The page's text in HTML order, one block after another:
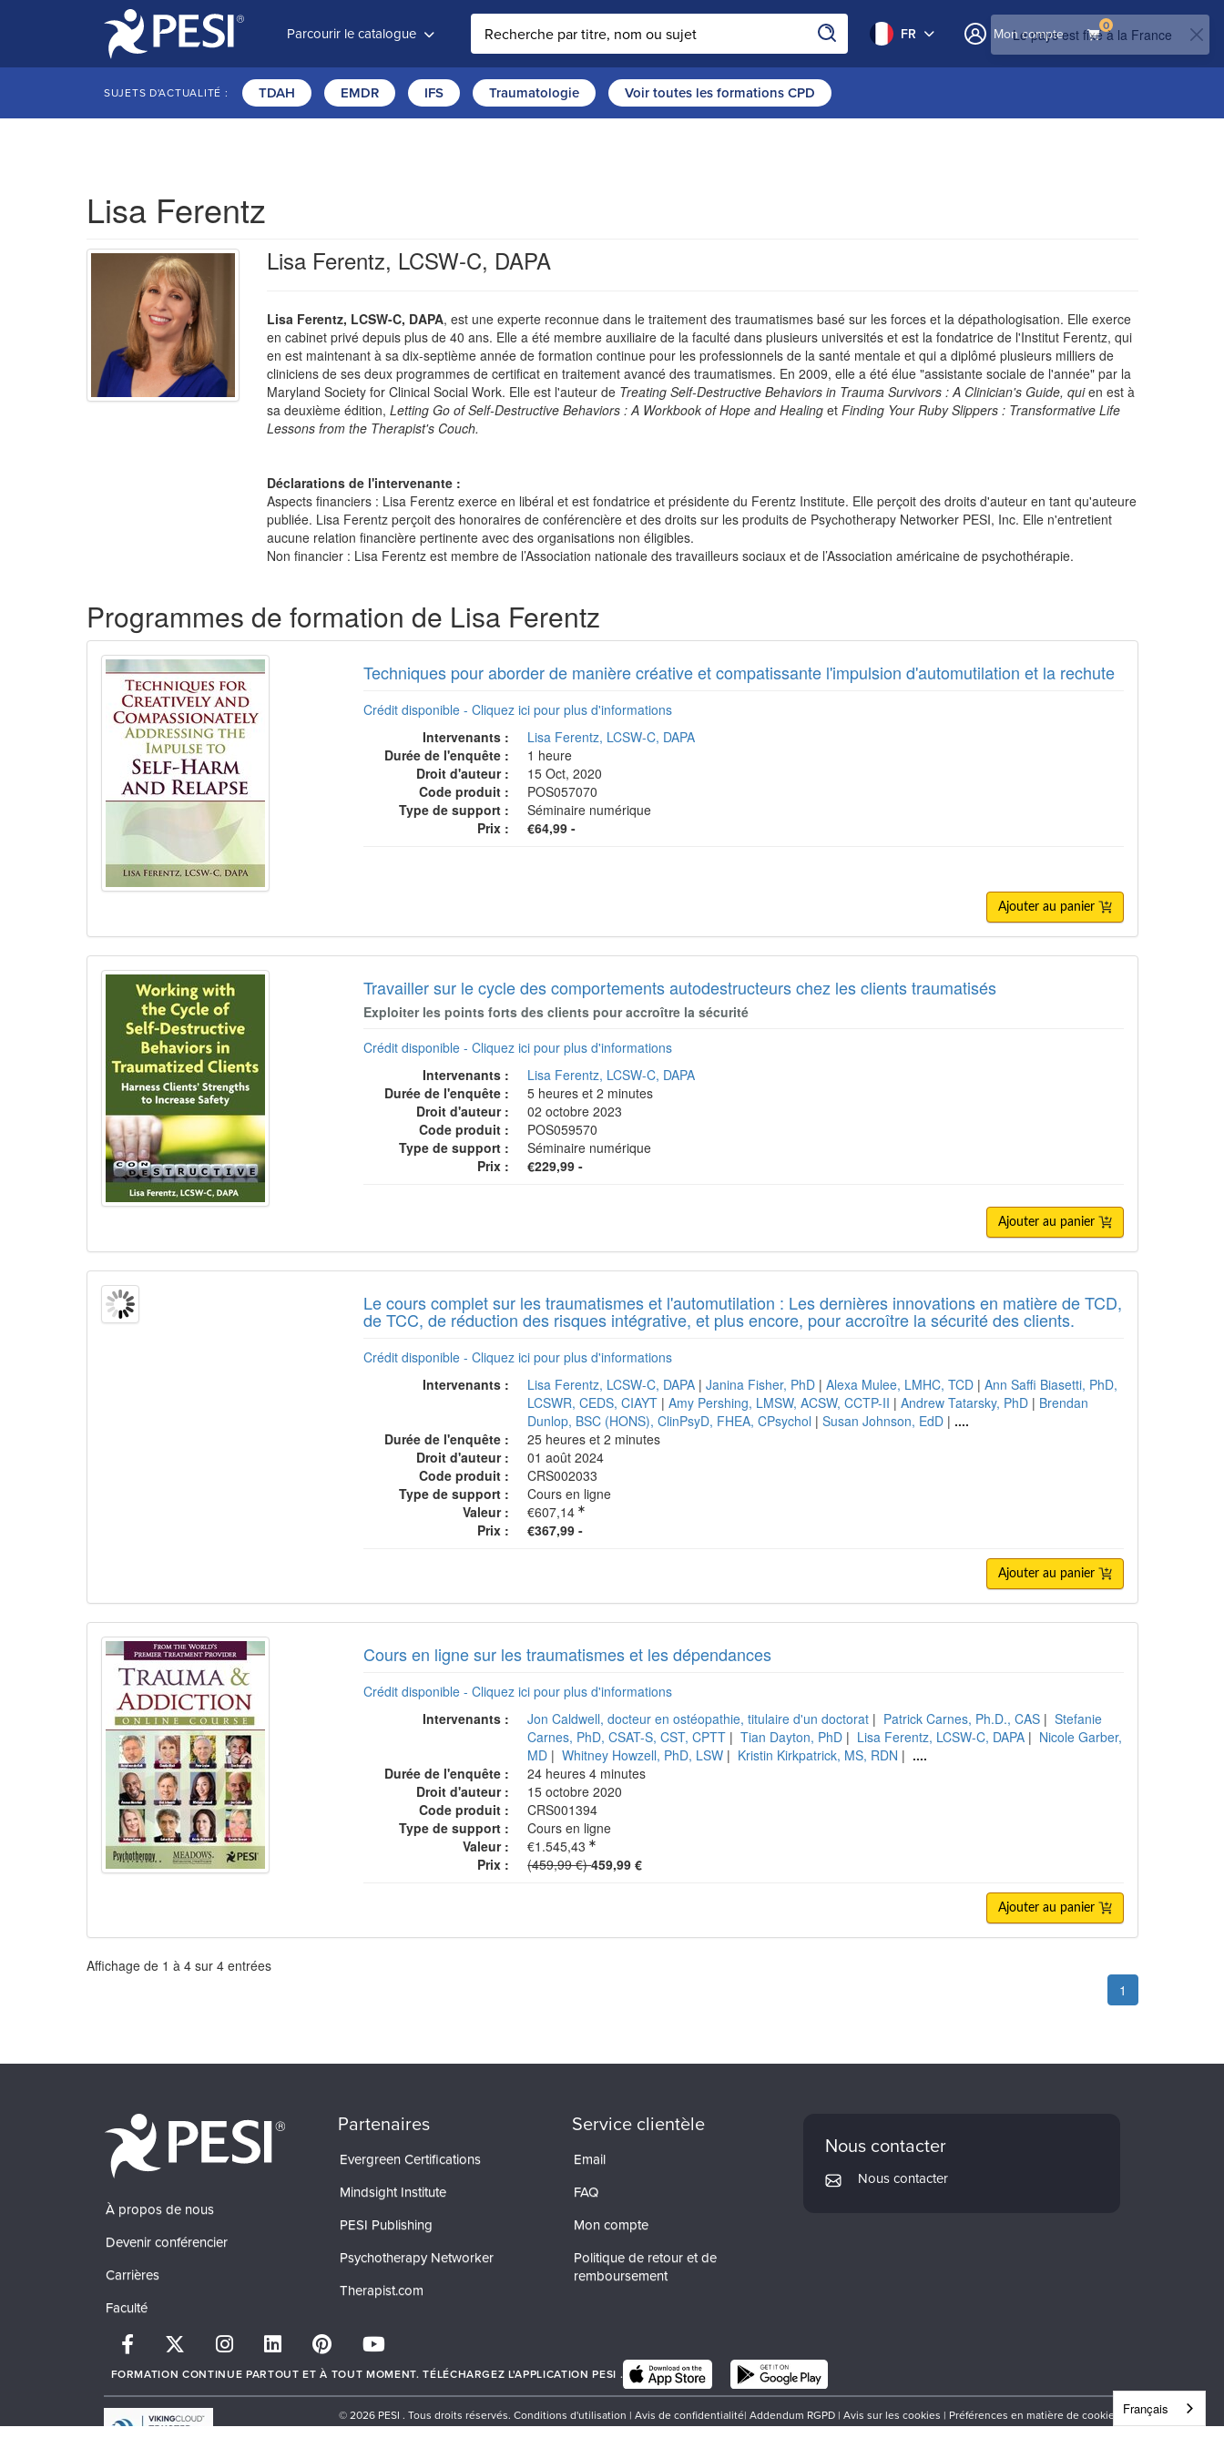
Parcourir le catalogue Rechercher sur le site FR Mon compte 0
SUJETS D'ACTUALITÉ : TDAH EMDR IFS Traumatologie Voir toutes les formations CPD
Lisa Ferentz
Lisa Ferentz, LCSW-C, DAPA
Lisa Ferentz, LCSW-C, DAPA, est une experte reconnue dans le traitement des traumatismes basé sur les forces et la dépathologisation. Elle exerce
en cabinet privé depuis plus de 40 ans. Elle a été membre auxiliaire de la faculté dans plusieurs universités et est la fondatrice de l'Institut Ferentz, qui
en est maintenant à sa dix-septième année de formation continue pour les professionnels de la santé mentale et qui a diplômé plusieurs milliers de
cliniciens de ses deux programmes de certificat en traitement avancé des traumatismes. En 2009, elle a été élue "assistante sociale de l'année" par la
Maryland Society for Clinical Social Work. Elle est l'auteur de Treating Self-Destructive Behaviors in Trauma Survivors : A Clinician's Guide, quien est à
sa deuxième édition, Letting Go of Self-Destructive Behaviors : A Workbook of Hope and Healinget Finding Your Ruby Slippers : Transformative Life
Lessons from the Therapist's Couch.
Déclarations de l'intervenante :
Aspects financiers : Lisa Ferentz exerce en libéral et est fondatrice et présidente du Ferentz Institute. Elle perçoit des droits d'auteur en tant qu'auteure
publiée. Lisa Ferentz perçoit des honoraires de conférencière et des droits sur les produits de Psychotherapy Networker PESI, Inc. Elle n'entretient
aucune relation financière pertinente avec des organisations non éligibles.
Non financier : Lisa Ferentz est membre de l’Association nationale des travailleurs sociaux et de l’Association américaine de psychothérapie.
Programmes de formation de Lisa Ferentz
Techniques pour aborder de manière créative et compatissante l'impulsion d'automutilation et la rechute
Crédit disponible - Cliquez ici pour plus d'informations
Intervenants :
Lisa Ferentz, LCSW-C, DAPA
Durée de l'enquête :
1 heure
Droit d'auteur :
15 Oct, 2020
Code produit :
POS057070
Type de support :
Séminaire numérique
Prix :
€64,99 -
Ajouter au panier
Travailler sur le cycle des comportements autodestructeurs chez les clients traumatisés
Exploiter les points forts des clients pour accroître la sécurité
Crédit disponible - Cliquez ici pour plus d'informations
Intervenants :
Lisa Ferentz, LCSW-C, DAPA
Durée de l'enquête :
5 heures et 2 minutes
Droit d'auteur :
02 octobre 2023
Code produit :
POS059570
Type de support :
Séminaire numérique
Prix :
€229,99 -
Ajouter au panier
Le cours complet sur les traumatismes et l'automutilation : Les dernières innovations en matière de TCD,
de TCC, de réduction des risques intégrative, et plus encore, pour accroître la sécurité des clients.
Crédit disponible - Cliquez ici pour plus d'informations
Intervenants :
Lisa Ferentz, LCSW-C, DAPA |Janina Fisher, PhD |Alexa Mulee, LMHC, TCD |Ann Saffi Biasetti, PhD,
LCSWR, CEDS, CIAYT |Amy Pershing, LMSW, ACSW, CCTP-II |Andrew Tatarsky, PhD | Brendan
Dunlop, BSC (HONS), ClinPsyD, FHEA, CPsychol |Susan Johnson, EdD | ....
Durée de l'enquête :
25 heures et 2 minutes
Droit d'auteur :
01 août 2024
Code produit :
CRS002033
Type de support :
Cours en ligne
Valeur :
€607,14
Prix :
€367,99 -
Ajouter au panier
Cours en ligne sur les traumatismes et les dépendances
Crédit disponible - Cliquez ici pour plus d'informations
Intervenants :
Jon Caldwell, docteur en ostéopathie, titulaire d'un doctorat | Patrick Carnes, Ph.D., CAS | Stefanie
Carnes, PhD, CSAT-S, CST, CPTT | Tian Dayton, PhD | Lisa Ferentz, LCSW-C, DAPA | Nicole Garber,
MD | Whitney Howzell, PhD, LSW | Kristin Kirkpatrick, MS, RDN | ....
Durée de l'enquête :
24 heures 4 minutes
Droit d'auteur :
15 octobre 2020
Code produit :
CRS001394
Type de support :
Cours en ligne
Valeur :
€1.545,43
Prix :
Prix normal :
(459,99 €)459,99 €
Ajouter au panier
Pagination
Affichage de 1 à 4 sur 4 entrées
1
À propos de nous
Devenir conférencier
Carrières
Faculté
Partenaires
Evergreen Certifications
Mindsight Institute
PESI Publishing
Psychotherapy Networker
Therapist.com
Service clientèle
Email
FAQ
Mon compte
Politique de retour et de
remboursement
Nous contacter
Nous contacter
FORMATION CONTINUE PARTOUT ET À TOUT MOMENT. TÉLÉCHARGEZ L'APPLICATION PESI .
© 2026 PESI . Tous droits réservés. Conditions d'utilisation | Avis de confidentialité| Addendum RGPD | Avis sur les cookies | Préférences en matière de cookies Français